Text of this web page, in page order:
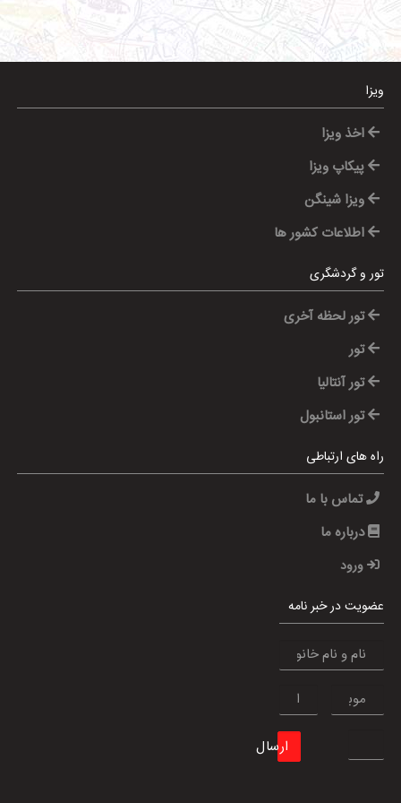
ویزا
اخذ ویزا
پیکاپ ویزا
ویزا شینگن
اطلاعات کشور ها
تور و گردشگری
تور لحظه آخری
تور
تور آنتالیا
تور استانبول
راه های ارتباطی
تماس با ما
درباره ما
ورود
عضویت در خبر نامه
ارسال